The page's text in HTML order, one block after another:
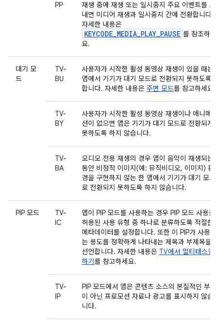
PP
재생 중에 재생 또는 일시중지 주요 이벤트를 보
내면 미디어 재생과 일시중지 간에 전환합니다.
자세한 내용은
KEYCODE_MEDIA_PLAY_PAUSE 를 참조하세
요.
대기 모
드
TV-
BU
사용자가 시작한 활성 동영상 재생이 있을 때는
앱에서 기기가 대기 모드로 전환되지 못하도록
합니다. 자세한 내용은 주변 모드를 참고하세요.
TV-
BY
사용자가 시작한 활성 동영상 재생이나 애니메이
션이 없으면 앱은 기기가 대기 모드로 전환되지
못하도록 하지 않습니다.
TV-
BA
오디오 전용 재생의 경우 앱이 음악이 재생되는
동안 비정적 이미지(예: 뮤직비디오, 이미지) 환
경을 구현하지 않는 한 앱에서 기기가 대기 모드
로 전환되지 못하도록 하지 않습니다.
PIP 모드
TV-
IC
앱이 PIP 모드를 사용하는 경우 PIP 모드 사용을
허용된 사용 유형 중 하나로 분류하도록 적절한
메타데이터를 설정합니다. 또한 이 PIP가 사용되
는 용도를 정확하게 나타내는 제목과 부제목을
선언합니다. 자세한 내용은 TV에서 멀티태스킹
하기를 참고하세요.
TV-
IP
PIP 모드에서 앱은 콘텐츠 소스의 본질적인 부분
이 아닌 프로모션 자료나 광고를 표시하지 않습
니다.